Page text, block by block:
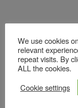
We use cookies
relevant
repeat visits. By
ALL the cookies.
Cookie settings